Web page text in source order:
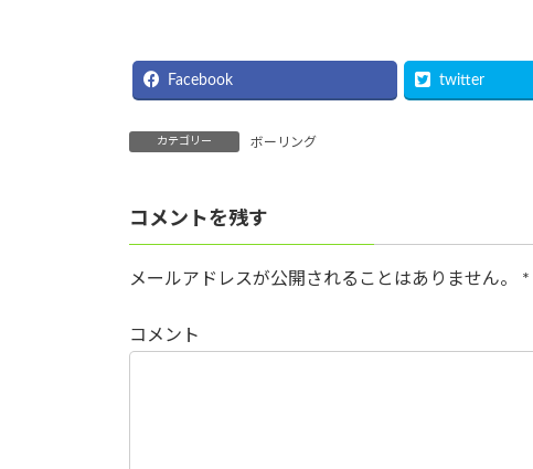
Facebook twitter
カテゴリー ボーリング
コメントを残す
メールアドレスが公開されることはありません。 *
コメント